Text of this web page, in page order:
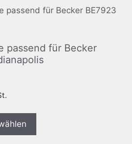
passend für Becker